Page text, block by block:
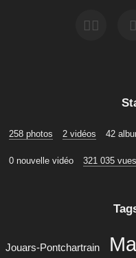
258 photos 2 vidéos 42
0 nouvelle vidéo 321 035 vues
Jouars-Pontchartrain